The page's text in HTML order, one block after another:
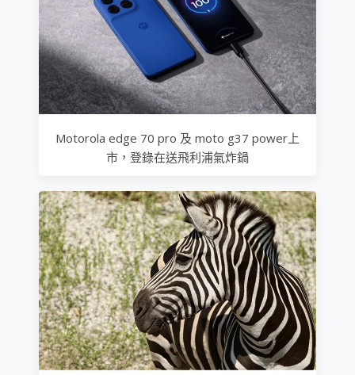
Motorola edge 70 pro 及 moto g37 power上
市，登錄在送飛利浦氣炸鍋